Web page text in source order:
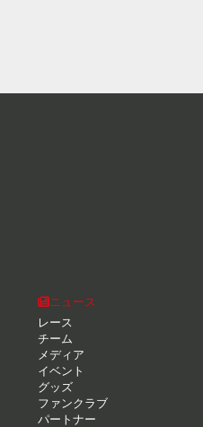
ニュース
レース
チーム
メディア
イベント
グッズ
ファンクラブ
パートナー